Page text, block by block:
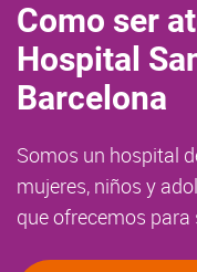
Como ser
Hospital
Barcelona
Somos un hospital
mujeres, niños y
que ofrecemos